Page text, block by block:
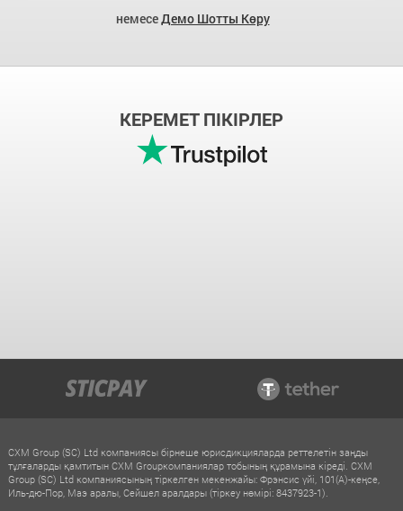
немесеДемо Шотты Көру
КЕРЕМЕТ ПІКІРЛЕР
CXM Group (SC) Ltd компаниясы бірнеше юрисдикцияларда реттелетін заңды
тұлғаларды қамтитын CXM Groupкомпаниялар тобының құрамына кіреді. CXM
Group (SC) Ltd компаниясының тіркелген мекенжайы: Фрэнсис үйі, 101(A)-кеңсе,
Иль-дю-Пор, Маэ аралы, Сейшел аралдары (тіркеу нөмірі: 8437923-1).